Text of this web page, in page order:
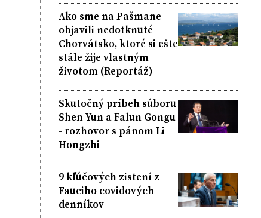
Ako sme na Pašmane
objavili nedotknuté
Chorvátsko, ktoré si ešte
stále žije vlastným
životom (Reportáž)
Skutočný príbeh súboru
Shen Yun a Falun Gongu
- rozhovor s pánom Li
Hongzhi
9 kľúčových zistení z
Fauciho covidových
denníkov